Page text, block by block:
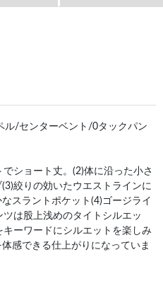
/センターベント/0タックパン
ショート丈。(2)体に沿った小さ
絞りの効いたウエストラインに
スラントポケット(4)ゴージライ
は股上浅めのタイトシルエッ
キーワードにシルエットを楽しみ
感できる仕上がりになっていま